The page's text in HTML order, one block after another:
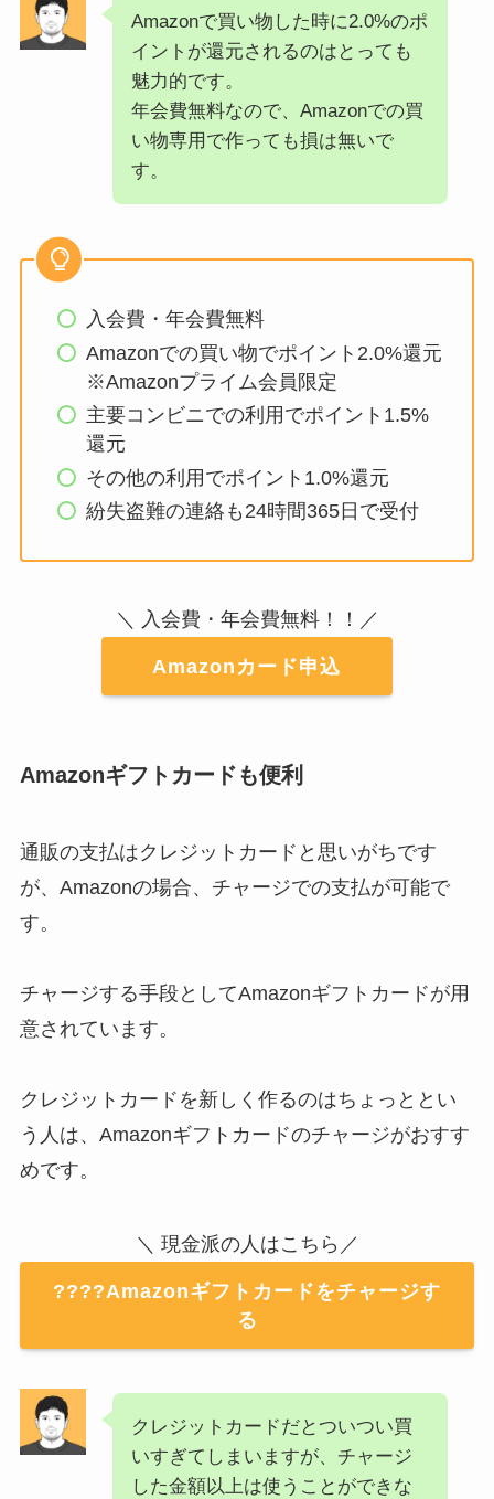
Amazonで買い物した時に2.0%のポ
イントが還元されるのはとっても
魅力的です。
年会費無料なので、Amazonでの買
い物専用で作っても損は無いで
す。
入会費・年会費無料
Amazonでの買い物でポイント2.0%還元
※Amazonプライム会員限定
主要コンビニでの利用でポイント1.5%
還元
その他の利用でポイント1.0%還元
紛失盗難の連絡も24時間365日で受付
＼ 入会費・年会費無料！！／
Amazonカード申込
Amazonギフトカードも便利
通販の支払はクレジットカードと思いがちです
が、Amazonの場合、チャージでの支払が可能で
す。
チャージする手段としてAmazonギフトカードが用
意されています。
クレジットカードを新しく作るのはちょっととい
う人は、Amazonギフトカードのチャージがおすす
めです。
＼ 現金派の人はこちら／
????Amazonギフトカードをチャージす
る
クレジットカードだとついつい買
いすぎてしまいますが、チャージ
した金額以上は使うことができな